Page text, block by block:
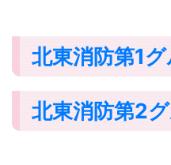
北東消防第1
北東消防第2